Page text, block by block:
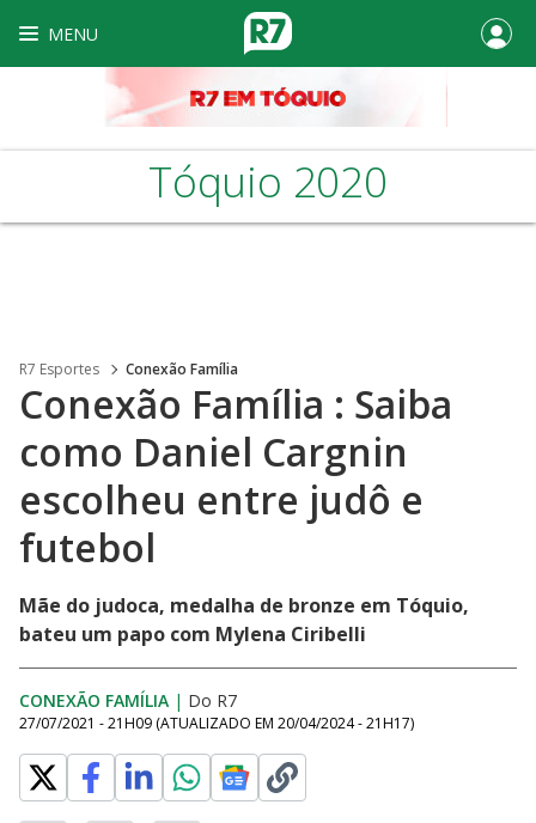
MENU
Tóquio 2020
R7 Esportes Conexão Família
Conexão Família : Saiba
como Daniel Cargnin
escolheu entre judô e
futebol
Mãe do judoca, medalha de bronze em Tóquio,
bateu um papo com Mylena Ciribelli
CONEXÃO FAMÍLIA | Do R7
27/07/2021 - 21H09 (ATUALIZADO EM 20/04/2024 - 21H17)